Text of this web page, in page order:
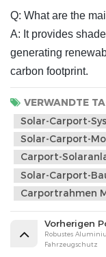
Q: What are the
A: It provides
generating
carbon footprint.
VERWANDTE
Solar-Carport-
Solar-Carport-
Carport-
Solar-Carport-
Carportrahmen
Vorherigen
Robustes
Fahrzeugschutz